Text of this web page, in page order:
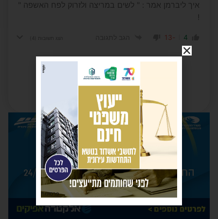
איך ליברמן אמר : " לשים במריצה ולזרוק לפח האשפה "
!
4
-13 הצג תשובות
פרסומת